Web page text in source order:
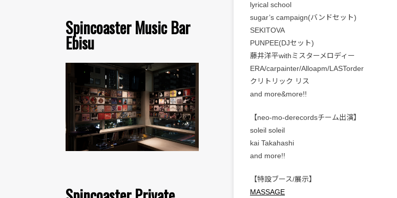
Spincoaster Music Bar
Ebisu
lyrical school
sugar’s campaign(バンドセット)
SEKITOVA
PUNPEE(DJセット)
藤井洋平withミスターメロディー
ERA/carpainter/Alloapm/LASTorder
クリトリック リス
and more&more!!
【neo-mo-derecordsチーム出演】
soleil soleil
kai Takahashi
and more!!
【特設ブース/展示】
MASSAGE